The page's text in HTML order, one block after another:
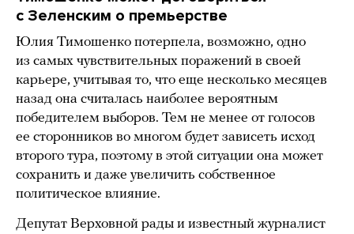
с Зеленским о премьерстве
Юлия Тимошенко потерпела, возможно, одно
из самых чувствительных поражений в своей
карьере, учитывая то, что еще несколько месяцев
назад она считалась наиболее вероятным
победителем выборов. Тем не менее от голосов
ее сторонников во многом будет зависеть исход
второго тура, поэтому в этой ситуации она может
сохранить и даже увеличить собственное
политическое влияние.
Депутат Верховной рады и известный журналист